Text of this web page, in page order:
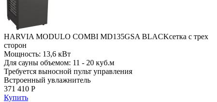
HARVIA MODULO COMBI MD135GSA BLACKсетка с трех
сторон
Мощность: 13,6 кВт
Для сауны объемом: 11 - 20 куб.м
Требуется выносной пульт управления
Встроенный увлажнитель
371 410 Р
Купить